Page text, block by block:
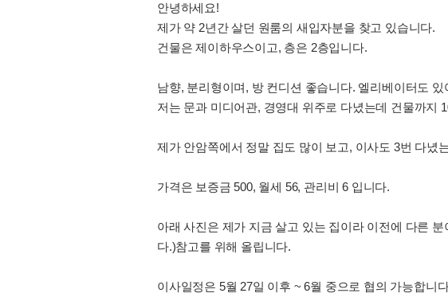
안녕하세요!
제가 약 2년간 살던 원룸의 새입자분을 찾고 있습니다.
건물은 제이하우스이고, 층은 2층입니다.
남향, 분리형이며, 방 컨디션 좋습니다. 엘리베이터도 있
저는 문과 미디어관, 경영대 위주로 다녔는데 건물까지
제가 안암쪽에서 정말 집도 많이 보고, 이사도 3번 다녔
가격은 보증금 500, 월세 56, 관리비 6 입니다.
아래 사진은 제가 지금 살고 있는 집이라 이전에 다른
다.)참고를 위해 올립니다.
이사일정은 5월 27일 이후 ~ 6월 중으로 협의 가능합니